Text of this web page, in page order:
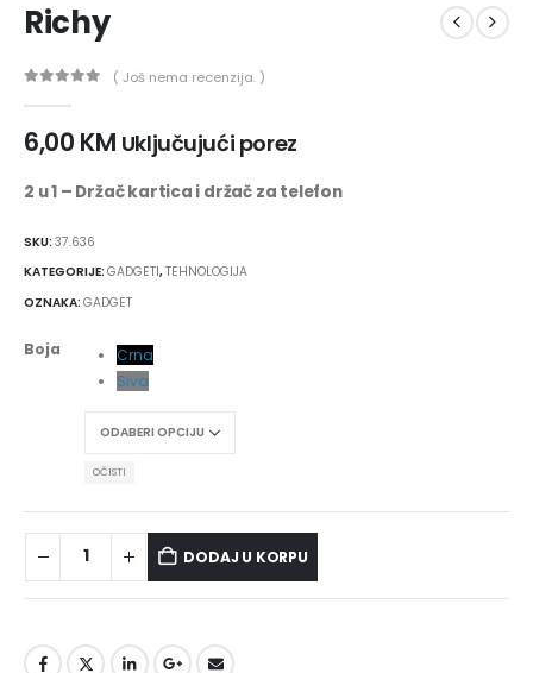
Richy
( Još nema recenzija. )
6,00 KM Uključujući porez
2 u 1 – Držač kartica i držač za telefon
SKU: 37.636
KATEGORIJE: GADGETI, TEHNOLOGIJA
OZNAKA: GADGET
Boja
Crna
Siva
OČISTI
DODAJ U KORPU